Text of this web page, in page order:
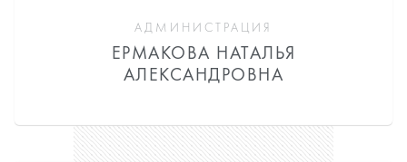
АДМИНИСТРАЦИЯ
ЕРМАКОВА НАТАЛЬЯ
АЛЕКСАНДРОВНА